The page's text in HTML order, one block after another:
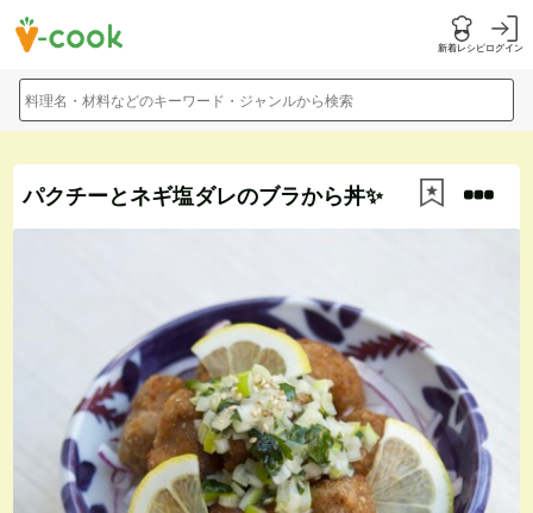
新着レシピログイン
料理名・材料などのキーワード・ジャンルから検索
パクチーとネギ塩ダレのブラから丼✨